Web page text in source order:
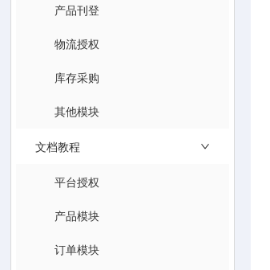
产品刊登
物流授权
库存采购
其他模块
文档教程
平台授权
产品模块
订单模块